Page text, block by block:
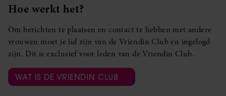
Hoe werkt het?
Om berichten te plaatsen en contact te hebben met andere
vrouwen moet je lid zijn van de Vriendin Club en ingelogd
zijn. Dit is exclusief voor leden van de Vriendin Club.
WAT IS DE VRIENDIN CLUB